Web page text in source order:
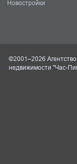
Новостройки
©2001–2026 Агентство
недвижимости "Час-